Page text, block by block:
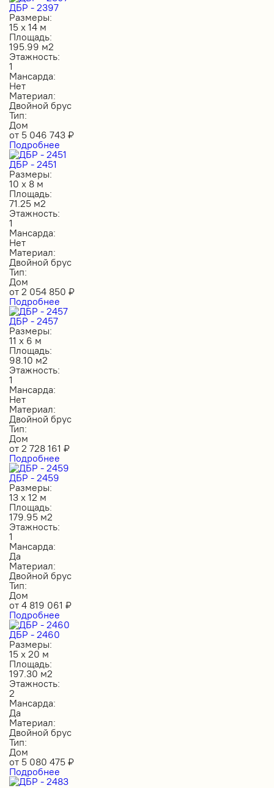
ДБР - 2397
Размеры:
15 х 14 м
Площадь:
195.99 м2
Этажность:
1
Мансарда:
Нет
Материал:
Двойной брус
Тип:
Дом
от 5 046 743 ₽
Подробнее
ДБР - 2451
Размеры:
10 х 8 м
Площадь:
71.25 м2
Этажность:
1
Мансарда:
Нет
Материал:
Двойной брус
Тип:
Дом
от 2 054 850 ₽
Подробнее
ДБР - 2457
Размеры:
11 х 6 м
Площадь:
98.10 м2
Этажность:
1
Мансарда:
Нет
Материал:
Двойной брус
Тип:
Дом
от 2 728 161 ₽
Подробнее
ДБР - 2459
Размеры:
13 х 12 м
Площадь:
179.95 м2
Этажность:
1
Мансарда:
Да
Материал:
Двойной брус
Тип:
Дом
от 4 819 061 ₽
Подробнее
ДБР - 2460
Размеры:
15 х 20 м
Площадь:
197.30 м2
Этажность:
2
Мансарда:
Да
Материал:
Двойной брус
Тип:
Дом
от 5 080 475 ₽
Подробнее